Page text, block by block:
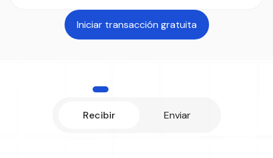
Iniciar transacción gratuita
CÓMO FUNCIONA
Recibir Enviar